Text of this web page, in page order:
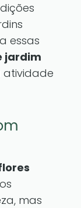
essas
jardim
atividade
mas